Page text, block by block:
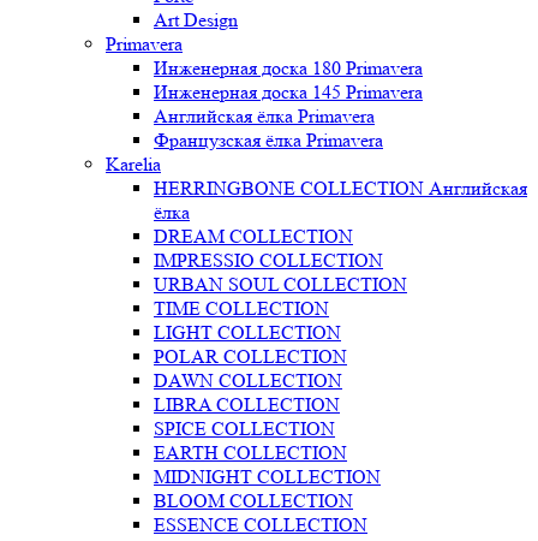
Art Design
Primavera
Инженерная доска 180 Primavera
Инженерная доска 145 Primavera
Английская ёлка Primavera
Французская ёлка Primavera
Karelia
HERRINGBONE COLLECTION Английская
ёлка
DREAM COLLECTION
IMPRESSIO COLLECTION
URBAN SOUL COLLECTION
TIME COLLECTION
LIGHT COLLECTION
POLAR COLLECTION
DAWN COLLECTION
LIBRA COLLECTION
SPICE COLLECTION
EARTH COLLECTION
MIDNIGHT COLLECTION
BLOOM COLLECTION
ESSENCE COLLECTION